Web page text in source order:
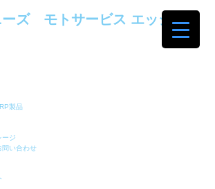
ズ モトサービス エッジ
製品
ージ
問い合わせ